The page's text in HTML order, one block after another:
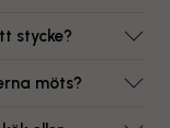
stycke?
möts?